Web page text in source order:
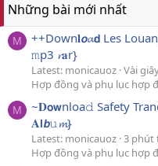
Những bài mới nhất
M
++Down𝐥𝙤𝓪𝗱 Les
𝚖p3 𝓻𝐚r}
Latest: monicauoz Vài
Hợp đồng và phụ lục hợp
M
~𝐃𝗼𝘄nloa𝚍 Safety
𝐀𝗹𝙗𝚞𝓶}
Latest: monicauoz 3 phút
Hợp đồng và phụ lục hợp